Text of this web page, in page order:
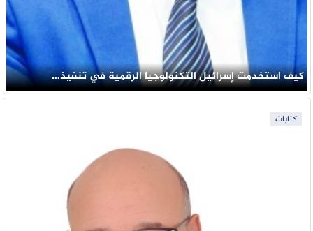
كيف استخدمت إسرائيل التكنولوجيا الرقمية في تنفيذ…
كتابات